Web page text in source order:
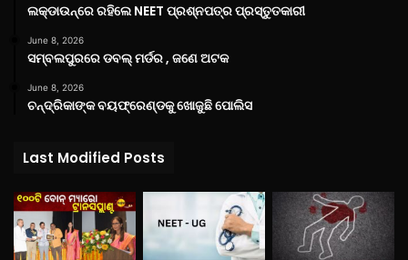
ଲକ୍‌ଡାଉନ୍‌ରେ ରହିଲେ NEET ପ୍ରଶ୍ନପତ୍ର ପ୍ରସ୍ତୁତକାରୀ
June 8, 2026
ସମ୍ବଲପୁରରେ ଡବଲ୍ ମର୍ଡର , ଜଣେ ଅଟକ
June 8, 2026
ଚନ୍ଦ୍ରିକାଙ୍କ ବୟଫ୍ରେଣ୍ଡକୁ ଖୋଜୁଛି ପୋଲିସ
Last Modified Posts